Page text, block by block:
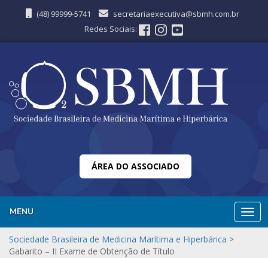
(48) 99999-5741
secretariaexecutiva@sbmh.com.br
Redes Sociais:
ÁREA DO ASSOCIADO
MENU
Sociedade Brasileira de Medicina Marítima e Hiperbárica >
Gabarito – II Exame de Obtenção de Título